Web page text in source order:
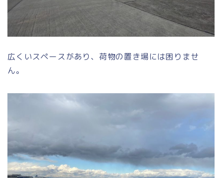
広くいスペースがあり、荷物の置き場には困りませ
ん。